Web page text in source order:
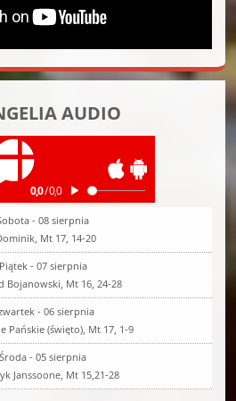
AUDIO
- 08 sierpnia
Mt 17, 14-20
- 07 sierpnia
Bojanowski, Mt 16, 24-28
- 06 sierpnia
Pańskie (święto), Mt 17, 1-9
Środa - 05 sierpnia
Janssoone, Mt 15,21-28